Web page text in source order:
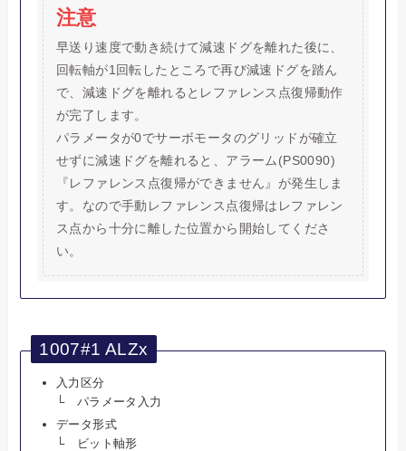
注意
早送り速度で動き続けて減速ドグを離れた後に、
回転軸が1回転したところで再び減速ドグを踏ん
で、減速ドグを離れるとレファレンス点復帰動作
が完了します。
パラメータが0でサーボモータのグリッドが確立
せずに減速ドグを離れると、アラーム(PS0090)
『レファレンス点復帰ができません』が発生しま
す。なので手動レファレンス点復帰はレファレン
ス点から十分に離した位置から開始してくださ
い。
1007#1 ALZx
入力区分
└ パラメータ入力
データ形式
└ ビット軸形